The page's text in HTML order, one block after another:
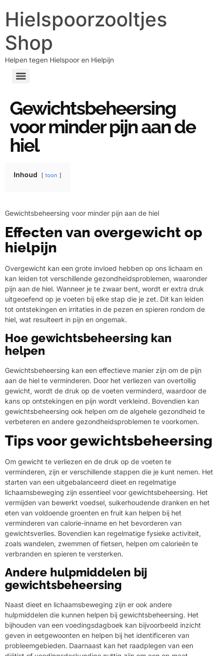
Hielspoorzooltjes
Shop
Helpen tegen Hielspoor en Hielpijn
Gewichtsbeheersing
voor minder pijn aan de
hiel
Inhoud toon
Gewichtsbeheersing voor minder pijn aan de hiel
Effecten van overgewicht op
hielpijn
Overgewicht kan een grote invloed hebben op ons lichaam en
kan leiden tot verschillende gezondheidsproblemen, waaronder
pijn aan de hiel. Wanneer je te zwaar bent, wordt er extra druk
uitgeoefend op je voeten bij elke stap die je zet. Dit kan leiden
tot ontstekingen en irritaties in de pezen en spieren rondom de
hiel, wat resulteert in pijn en ongemak.
Hoe gewichtsbeheersing kan
helpen
Gewichtsbeheersing kan een effectieve manier zijn om de pijn
aan de hiel te verminderen. Door het verliezen van overtollig
gewicht, wordt de druk op de voeten verminderd, waardoor de
kans op ontstekingen en pijn wordt verkleind. Bovendien kan
gewichtsbeheersing ook helpen om de algehele gezondheid te
verbeteren en andere gezondheidsproblemen te voorkomen.
Tips voor gewichtsbeheersing
Om gewicht te verliezen en de druk op de voeten te
verminderen, zijn er verschillende stappen die je kunt nemen. Het
starten van een uitgebalanceerd dieet en regelmatige
lichaamsbeweging zijn essentieel voor gewichtsbeheersing. Het
vermijden van bewerkt voedsel, suikerhoudende dranken en het
eten van voldoende groenten en fruit kan helpen bij het
verminderen van calorie-inname en het bevorderen van
gewichtsverlies. Bovendien kan regelmatige fysieke activiteit,
zoals wandelen, zwemmen of fietsen, helpen om calorieën te
verbranden en spieren te versterken.
Andere hulpmiddelen bij
gewichtsbeheersing
Naast dieet en lichaamsbeweging zijn er ook andere
hulpmiddelen die kunnen helpen bij gewichtsbeheersing. Het
bijhouden van een voedingsdagboek kan bijvoorbeeld inzicht
geven in eetgewoonten en helpen bij het identificeren van
probleemgebieden. Daarnaast kan het raadplegen van een